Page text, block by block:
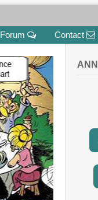
Forum Contact